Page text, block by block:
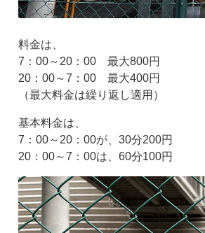
料金は、
7：00～20：00 最大800円
20：00～7：00 最大400円
（最大料金は繰り返し適用）
基本料金は、
7：00～20：00が、30分200円
20：00～7：00は、60分100円